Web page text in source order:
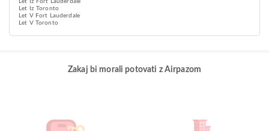
Let Iz Fort Lauderdale
Let Iz Toronto
Let V Fort Lauderdale
Let V Toronto
Zakaj bi morali potovati z Airpazom